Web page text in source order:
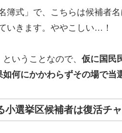
簿式」で、こちらは候補者
いきます。ややこしい…！
いうことなので、 仮に国民
何にかかわらずその場で当
選挙区候補者は復活チ